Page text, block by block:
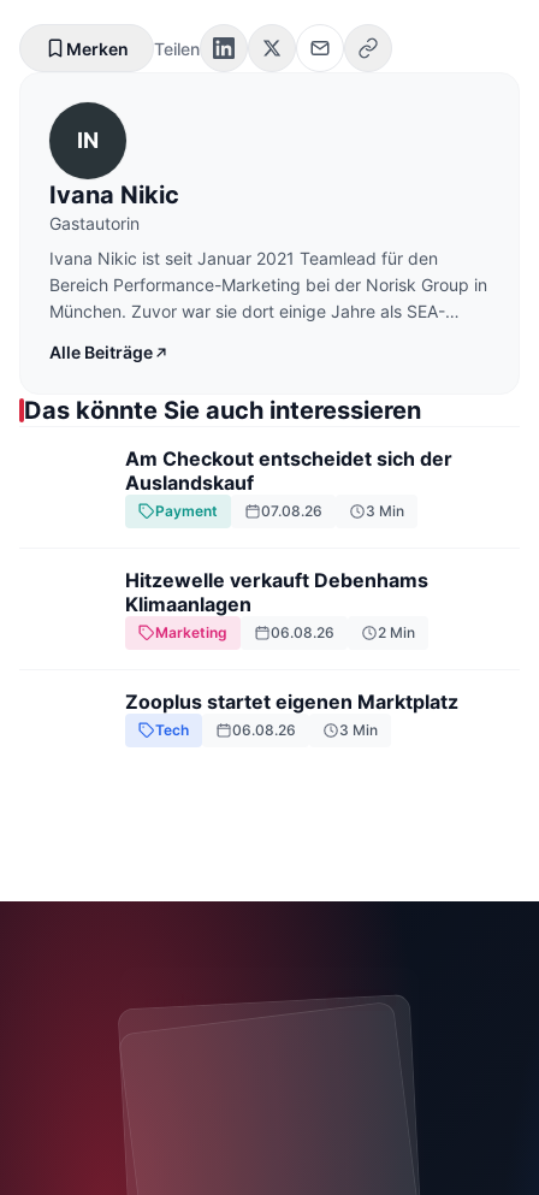
Das könnte Sie auch interessieren
Am Checkout entscheidet sich der
Auslandskauf
Payment 07.08.26 3 Min
Hitzewelle verkauft Debenhams
Klimaanlagen
Marketing 06.08.26 2 Min
Zooplus startet eigenen Marktplatz
Tech 06.08.26 3 Min
Merken Teilen
IN
Ivana Nikic
Gastautorin
Ivana Nikic ist seit Januar 2021 Teamlead für den
Bereich Performance-Marketing bei der Norisk Group in
München. Zuvor war sie dort einige Jahre als SEA-
berufliche Laufbahn als Junior-Marketing-Manager bei
Alle Beiträge